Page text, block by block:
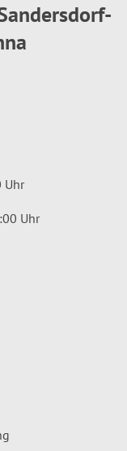
Uhr
Uhr